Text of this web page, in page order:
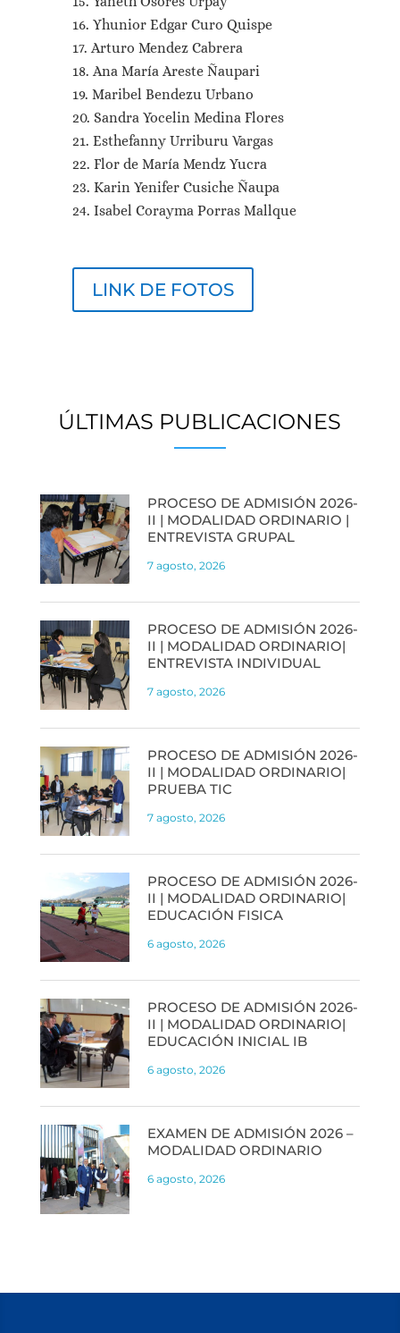
Yhunior Edgar Curo Quispe
Arturo Mendez Cabrera
Ana María Areste Ñaupari
Maribel Bendezu Urbano
Sandra Yocelin Medina Flores
Esthefanny Urriburu Vargas
Flor de María Mendz Yucra
Karin Yenifer Cusiche Ñaupa
Isabel Corayma Porras Mallque
LINK DE FOTOS
ÚLTIMAS PUBLICACIONES
PROCESO DE ADMISIÓN 2026-
II | MODALIDAD ORDINARIO |
ENTREVISTA GRUPAL
7 agosto, 2026
PROCESO DE ADMISIÓN 2026-
II | MODALIDAD ORDINARIO|
ENTREVISTA INDIVIDUAL
7 agosto, 2026
PROCESO DE ADMISIÓN 2026-
II | MODALIDAD ORDINARIO|
PRUEBA TIC
7 agosto, 2026
PROCESO DE ADMISIÓN 2026-
II | MODALIDAD ORDINARIO|
EDUCACIÓN FISICA
6 agosto, 2026
PROCESO DE ADMISIÓN 2026-
II | MODALIDAD ORDINARIO|
EDUCACIÓN INICIAL IB
6 agosto, 2026
EXAMEN DE ADMISIÓN 2026 –
MODALIDAD ORDINARIO
6 agosto, 2026